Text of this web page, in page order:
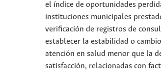
el índice de oportunidades
instituciones municipales
verificación de registros de
establecer la estabilidad o
atención en salud menor que la
satisfacción, relacionadas con